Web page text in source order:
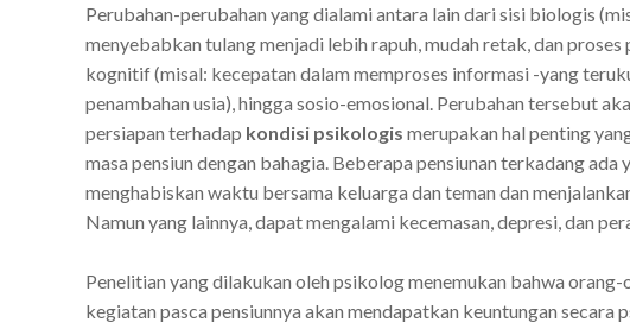
Perubahan-perubahan yang dialami antara lain dari sisi biologis
menyebabkan tulang menjadi lebih rapuh, mudah retak, dan
kognitif (misal: kecepatan dalam memproses informasi -yang
penambahan usia), hingga sosio-emosional. Perubahan tersebut
persiapan terhadap kondisi psikologis merupakan hal penting
masa pensiun dengan bahagia. Beberapa pensiunan terkadang ada
menghabiskan waktu bersama keluarga dan teman dan
Namun yang lainnya, dapat mengalami kecemasan, depresi, dan
Penelitian yang dilakukan oleh psikolog menemukan bahwa
kegiatan pasca pensiunnya akan mendapatkan keuntungan secara